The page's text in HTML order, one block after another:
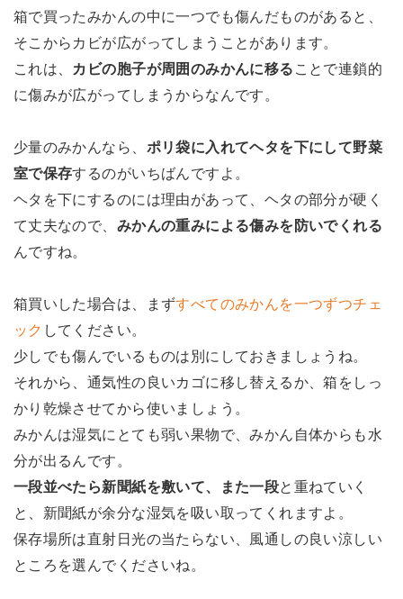
箱で買ったみかんの中に一つでも傷んだものがあると、
そこからカビが広がってしまうことがあります。
これは、 カビの胞子が周囲のみかんに移る ことで連鎖的
に傷みが広がってしまうからなんです。
少量のみかんなら、 ポリ袋に入れてヘタを下にして野菜
室で保存するのがいちばんですよ。
ヘタを下にするのには理由があって、ヘタの部分が硬く
て丈夫なので、 みかんの重みによる傷みを防いでくれる
んですね。
箱買いした場合は、まずすべてのみかんを一つずつチェ
ック してください。
少しでも傷んでいるものは別にしておきましょうね。
それから、通気性の良いカゴに移し替えるか、箱をしっ
かり乾燥させてから使いましょう。
みかんは湿気にとても弱い果物で、みかん自体からも水
分が出るんです。
一段並べたら新聞紙を敷いて、また一段と重ねていく
と、新聞紙が余分な湿気を吸い取ってくれますよ。
保存場所は直射日光の当たらない、風通しの良い涼しい
ところを選んでくださいね。